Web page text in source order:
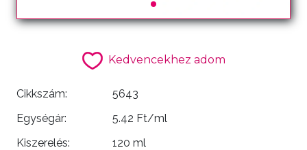
Kedvencekhez adom
Cikkszám:
5643
Egységár:
5.42 Ft/ml
Kiszerelés:
120 ml